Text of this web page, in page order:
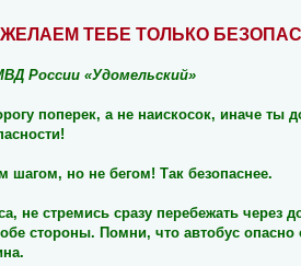
ЖЕЛАЕМ ТЕБЕ ТОЛЬКО
России «Удомельский»
поперек, а не наискосок, иначе ты
шагом, но не бегом! Так безопаснее.
не стремись сразу перебежать через
стороны. Помни, что автобус